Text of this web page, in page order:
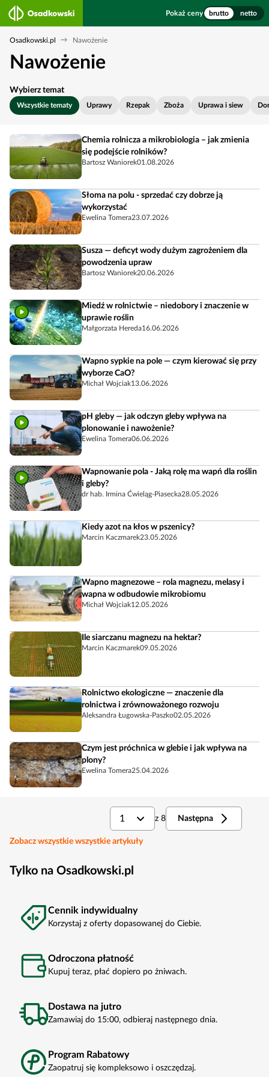
Pokaż ceny brutto netto
Osadkowski.pl Nawożenie
Nawożenie
Wybierz temat
Wszystkie tematy Uprawy Rzepak Zboża Uprawa i siew
Chemia rolnicza a mikrobiologia – jak zmienia
się podejście rolników?
Bartosz Waniorek01.08.2026
Słoma na polu - sprzedać czy dobrze ją
wykorzystać
Ewelina Tomera23.07.2026
Susza — deficyt wody dużym zagrożeniem dla
powodzenia upraw
Bartosz Waniorek20.06.2026
Miedź w rolnictwie – niedobory i znaczenie w
uprawie roślin
Małgorzata Hereda16.06.2026
Wapno sypkie na pole — czym kierować się przy
wyborze CaO?
Michał Wojciak13.06.2026
pH gleby — jak odczyn gleby wpływa na
plonowanie i nawożenie?
Ewelina Tomera06.06.2026
Wapnowanie pola - Jaką rolę ma wapń dla roślin
i gleby?
dr hab. Irmina Ćwieląg-Piasecka28.05.2026
Kiedy azot na kłos w pszenicy?
Marcin Kaczmarek23.05.2026
Wapno magnezowe – rola magnezu, melasy i
wapna w odbudowie mikrobiomu
Michał Wojciak12.05.2026
Ile siarczanu magnezu na hektar?
Marcin Kaczmarek09.05.2026
Rolnictwo ekologiczne — znaczenie dla
rolnictwa i zrównoważonego rozwoju
Aleksandra Ługowska-Paszko02.05.2026
Czym jest próchnica w glebie i jak wpływa na
plony?
Ewelina Tomera25.04.2026
1 z 8 Następna
Zobacz wszystkie wszystkie artykuły
Tylko na Osadkowski.pl
Cennik indywidualny
Korzystaj z oferty dopasowanej do Ciebie.
Odroczona płatność
Kupuj teraz, płać dopiero po żniwach.
Dostawa na jutro
Zamawiaj do 15:00, odbieraj następnego dnia.
Program Rabatowy
Zaopatruj się kompleksowo i oszczędzaj.